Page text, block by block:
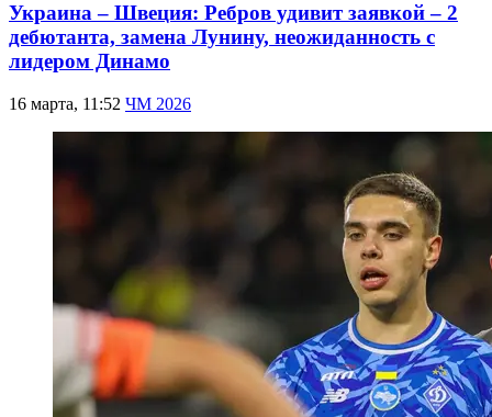
Украина – Швеция: Ребров удивит заявкой – 2
дебютанта, замена Лунину, неожиданность с
лидером Динамо
16 марта, 11:52 ЧМ 2026